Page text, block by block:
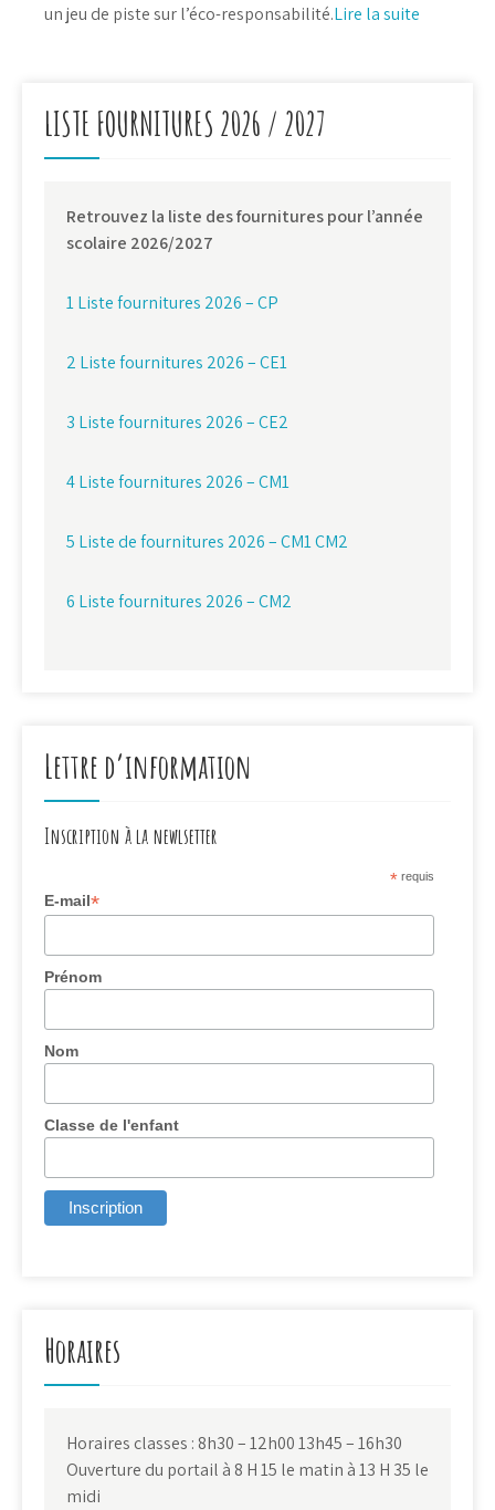
un jeu de piste sur l’éco-responsabilité.Lire la suite
LISTE FOURNITURES 2026 / 2027
Retrouvez la liste des fournitures pour l’année
scolaire 2026/2027
1 Liste fournitures 2026 – CP
2 Liste fournitures 2026 – CE1
3 Liste fournitures 2026 – CE2
4 Liste fournitures 2026 – CM1
5 Liste de fournitures 2026 – CM1 CM2
6 Liste fournitures 2026 – CM2
Lettre d’information
Inscription à la newlsetter
* requis
E-mail*
Prénom
Nom
Classe de l'enfant
Horaires
Horaires classes : 8h30 – 12h00 13h45 – 16h30
Ouverture du portail à 8 H 15 le matin à 13 H 35 le
midi